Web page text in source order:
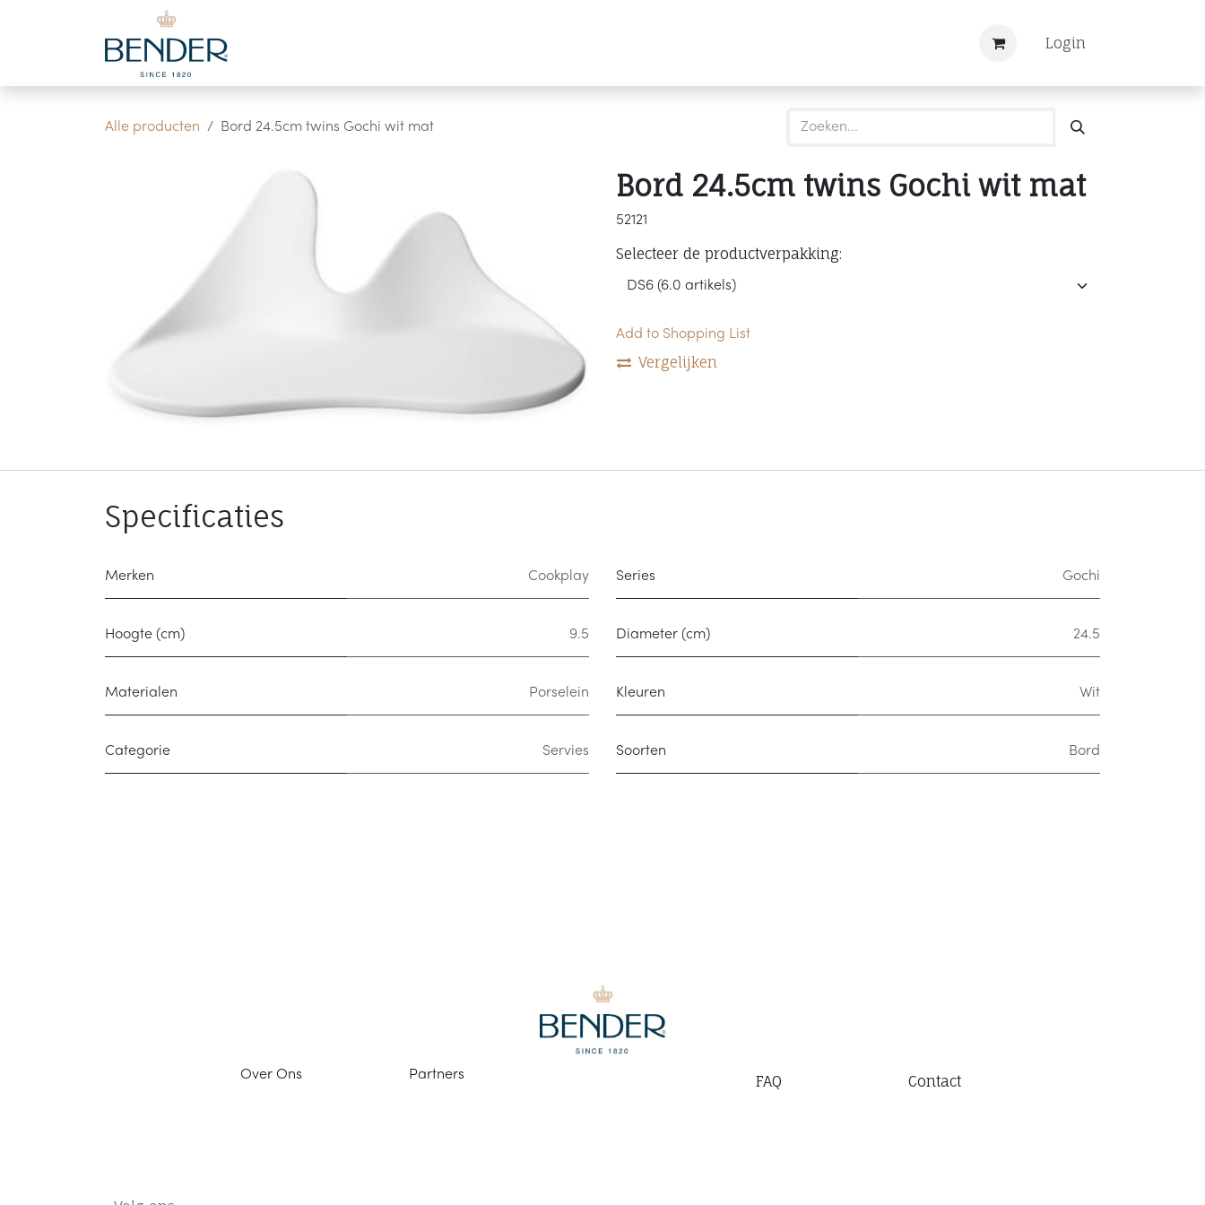
Overslaan naar inhoud
Login
Alle producten Bord 24.5cm twins Gochi wit mat
Bord 24.5cm twins Gochi wit mat
52121
Selecteer de productverpakking:
Add to Shopping List
Vergelijken
Specificaties
Merken Cookplay Series Gochi
Hoogte (cm) 9.5 Diameter (cm) 24.5
Materialen Porselein Kleuren Wit
Categorie Servies Soorten Bord
Contact
Partners
Over Ons FAQ